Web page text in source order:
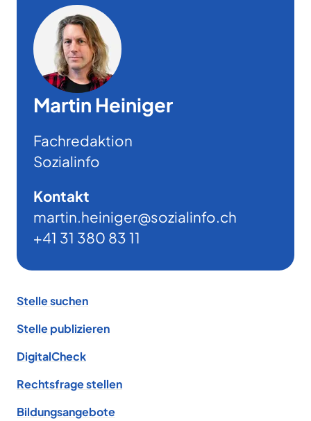
Martin Heiniger
Fachredaktion
Sozialinfo
Kontakt
martin.heiniger@sozialinfo.ch
+41 31 380 83 11
Stelle suchen
Stelle publizieren
DigitalCheck
Rechtsfrage stellen
Bildungsangebote